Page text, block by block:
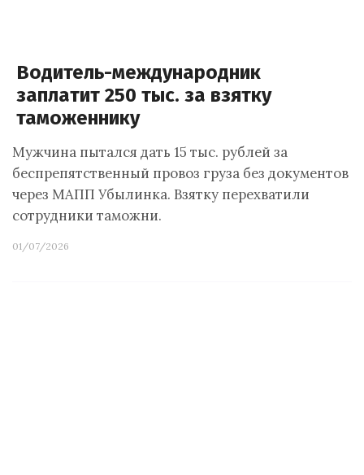
Водитель-международник
заплатит 250 тыс. за взятку
таможеннику
Мужчина пытался дать 15 тыс. рублей за
беспрепятственный провоз груза без документов
через МАПП Убылинка. Взятку перехватили
сотрудники таможни.
01/07/2026